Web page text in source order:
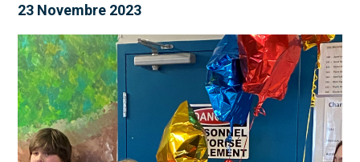
23 Novembre 2023